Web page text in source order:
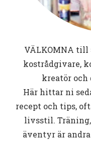
VÄLKOMNA till
kostrådgivare,
kreatör och
Här hittar ni
recept och tips,
livsstil. Träning,
äventyr är